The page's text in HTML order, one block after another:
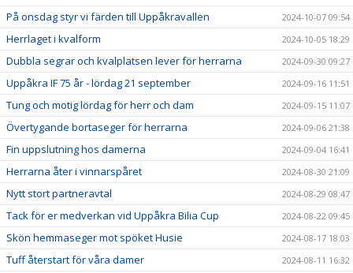
På onsdag styr vi färden till Uppåkravallen 2024-10-07 09:54
Herrlaget i kvalform 2024-10-05 18:29
Dubbla segrar och kvalplatsen lever för herrarna 2024-09-30 09:27
Uppåkra IF 75 år - lördag 21 september 2024-09-16 11:51
Tung och motig lördag för herr och dam 2024-09-15 11:07
Övertygande bortaseger för herrarna 2024-09-06 21:38
Fin uppslutning hos damerna 2024-09-04 16:41
Herrarna åter i vinnarspåret 2024-08-30 21:09
Nytt stort partneravtal 2024-08-29 08:47
Tack för er medverkan vid Uppåkra Bilia Cup 2024-08-22 09:45
Skön hemmaseger mot spöket Husie 2024-08-17 18:03
Tuff återstart för våra damer 2024-08-11 16:32